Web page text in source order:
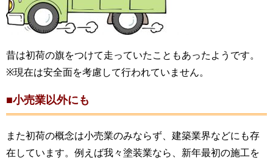
昔は初荷の旗をつけて走っていたこともあったようです。
※現在は安全面を考慮して行われていません。
■小売業以外にも
また初荷の概念は小売業のみならず、建築業界などにも存
在しています。例えば我々塗装業なら、新年最初の施工を